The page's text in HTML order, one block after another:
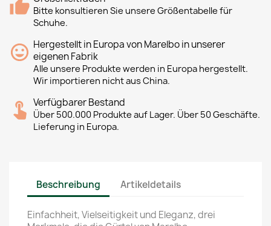
Bitte konsultieren Sie unsere Größentabelle für
Schuhe.
Hergestellt in Europa von Marelbo in unserer
eigenen Fabrik
Alle unsere Produkte werden in Europa hergestellt.
Wir importieren nicht aus China.
Verfügbarer Bestand
Über 500.000 Produkte auf Lager. Über 50 Geschäfte.
Lieferung in Europa.
Beschreibung Artikeldetails
Einfachheit, Vielseitigkeit und Eleganz, drei